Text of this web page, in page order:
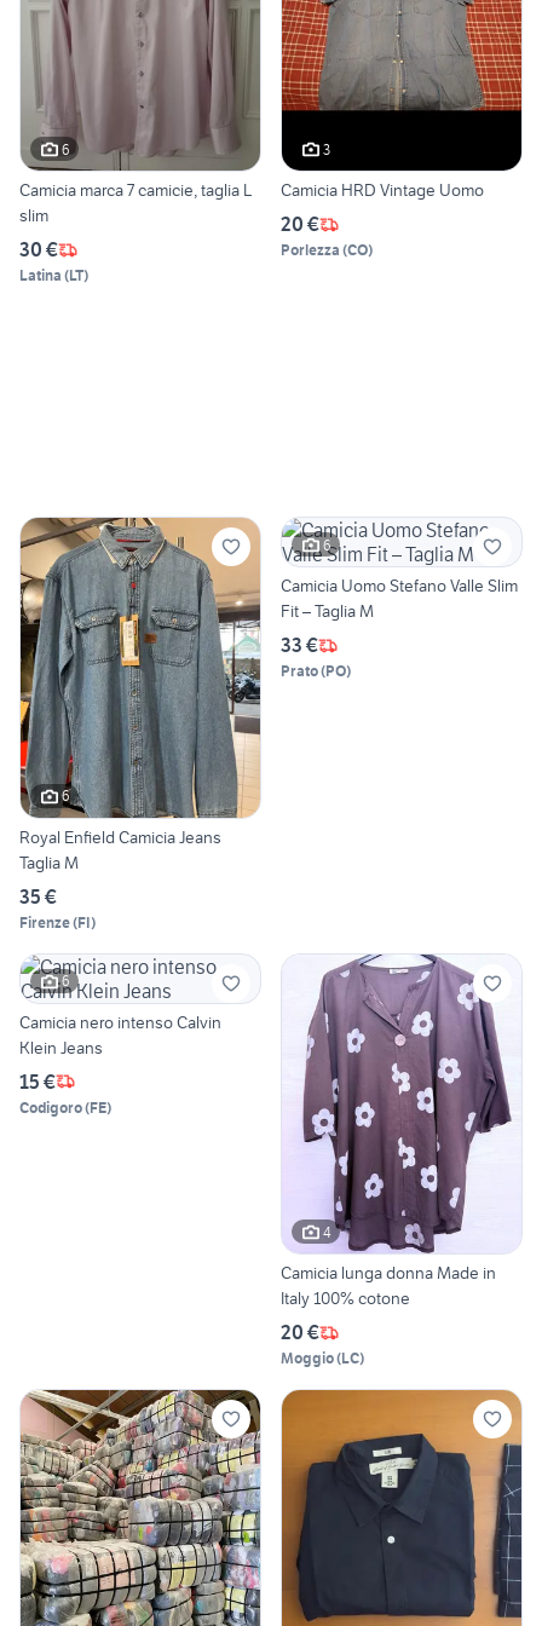
6
Camicia marca 7 camicie, taglia L
slim
30 €
Latina (LT)
3
Camicia HRD Vintage Uomo
20 €
Porlezza (CO)
6
Royal Enfield Camicia Jeans
Taglia M
35 €
Firenze(FI)
6
Camicia Uomo Stefano Valle Slim
Fit – Taglia M
33 €
Prato(PO)
6
Camicia nero intenso Calvin
Klein Jeans
15 €
Codigoro(FE)
4
Camicia lunga donna Made in
Italy 100% cotone
20 €
Moggio(LC)